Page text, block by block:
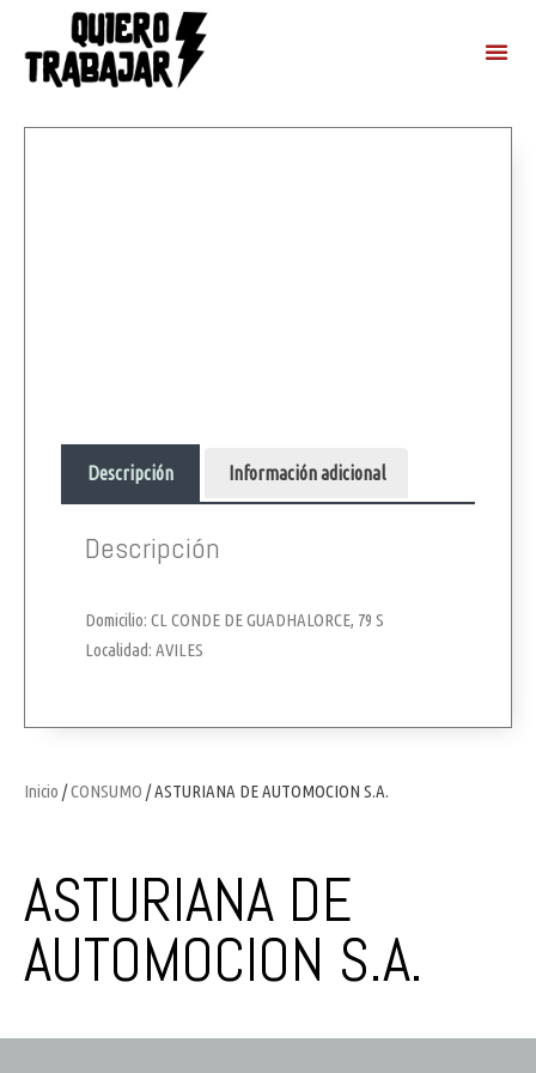
Inicio /CONSUMO / ASTURIANA DE AUTOMOCION S.A.
ASTURIANA DE
AUTOMOCION S.A.
Descripción Información adicional
Descripción
Domicilio: CL CONDE DE GUADHALORCE, 79 S
Localidad: AVILES